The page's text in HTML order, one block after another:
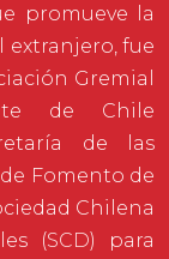
promueve la
extranjero, fue
Gremial
de Chile
de las
Fomento de
Chilena
(SCD) para